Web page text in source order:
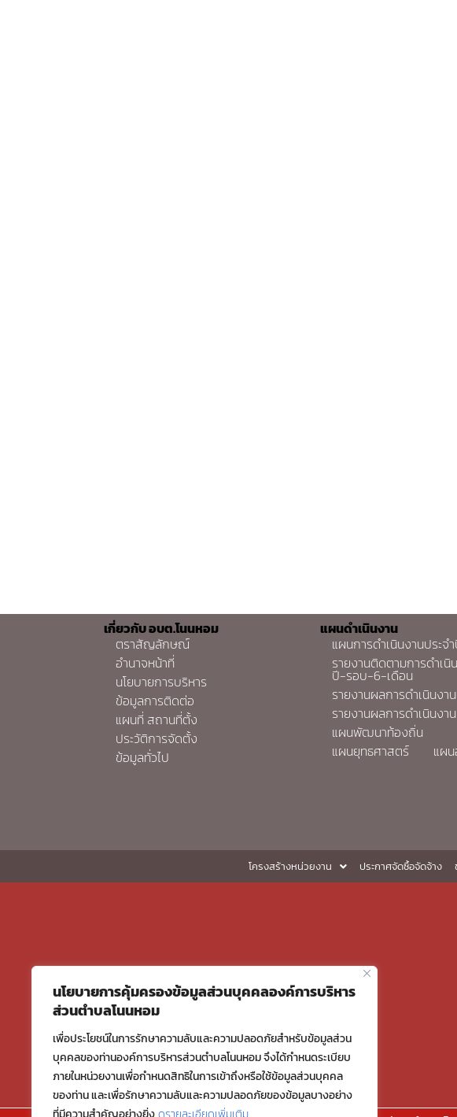
นโยบายการคุ้มครองข้อมูลส่วนบุคคลองค์การบริหาร
ส่วนตำบลโนนหอม
เพื่อประโยชน์ในการรักษาความลับและความปลอดภัยสำหรับข้อมูลส่วน
บุคคลของท่านองค์การบริหารส่วนตำบลโนนหอม จึงได้กำหนดระเบียบ
ภายในหน่วยงานเพื่อกำหนดสิทธิในการเข้าถึงหรือใช้ข้อมูลส่วนบุคคล
ของท่าน และเพื่อรักษาความลับและความปลอดภัยของข้อมูลบางอย่าง
เกี่ยวกับ อบต.โนนหอม
ตราสัญลักษณ์
อำนาจหน้าที่
นโยบายการบริหาร
ข้อมูลการติดต่อ
แผนที่ สถานที่ตั้ง
ประวัติการจัดตั้ง
ข้อมูลทั่วไป
แผนดำเนินงาน
แผนการดำเนินงานประจ
รายงานติดตามการดำเนิ
ปี-รอบ-6-เดือน
รายงานผลการดำเนินงา
รายงานผลการดำเนินงาน
แผนพัฒนาท้องถิ่น
แผนยุทธศาสตร์
แผ
โครงสร้างหน่วยงาน ประกาศจัดซื้อจัดจ้าง